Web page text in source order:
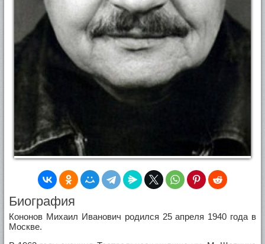
Биография
Кононов Михаил Иванович родился 25 апреля 1940 года в
Москве.